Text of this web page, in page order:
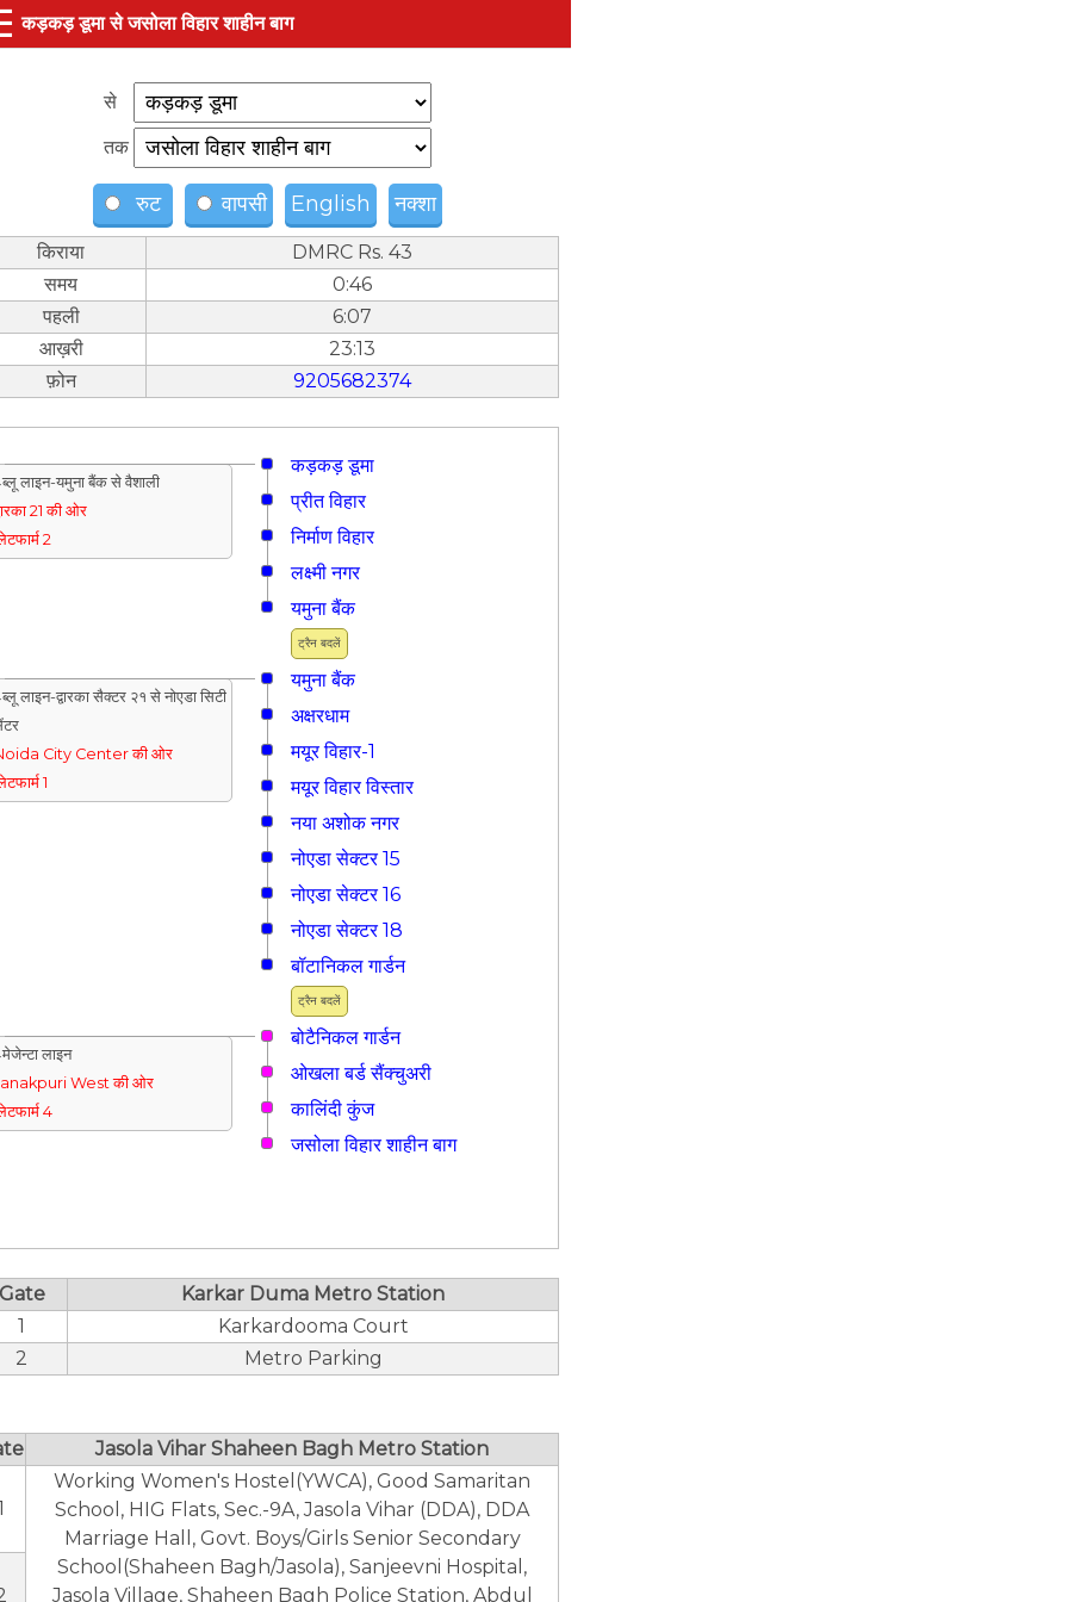
कड़कड़ डूमा से जसोला विहार शाहीन बाग
से
तक
रुट वापसी English नक्शा
किराया
DMRC Rs. 43
समय
0:46
पहली
6:07
आख़री
23:13
फ़ोन
9205682374
कड़कड़ डूमा
लाइन-यमुना बैंक से वैशाली
21 की ओर
2
प्रीत विहार
निर्माण विहार
लक्ष्मी नगर
ट्रैन बदलें
यमुना बैंक
यमुना बैंक
लाइन-द्वारका सैक्टर २१ से नोएडा सिटी
City Center की ओर
1
अक्षरधाम
मयूर विहार-1
मयूर विहार विस्तार
नया अशोक नगर
नोएडा सेक्टर 15
नोएडा सेक्टर 16
नोएडा सेक्टर 18
ट्रैन बदलें
बॉटानिकल गार्डन
बोटैनिकल गार्डन
लाइन
West की ओर
4
ओखला बर्ड सैंक्चुअरी
कालिंदी कुंज
जसोला विहार शाहीन बाग
Karkar Duma Metro Station
1
Karkardooma Court
2
Metro Parking
Jasola Vihar Shaheen Bagh Metro Station
Working Women's Hostel(YWCA), Good Samaritan
School, HIG Flats, Sec.-9A, Jasola Vihar (DDA), DDA
Marriage Hall, Govt. Boys/Girls Senior Secondary
School(Shaheen Bagh/Jasola), Sanjeevni Hospital,
Jasola Village, Shaheen Bagh Police Station, Abdul